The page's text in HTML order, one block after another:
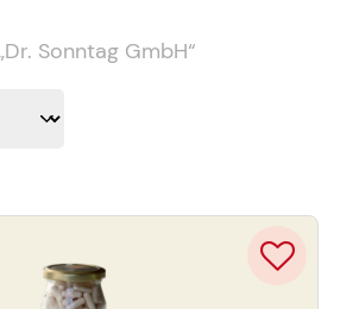
Dr. Sonntag GmbH“